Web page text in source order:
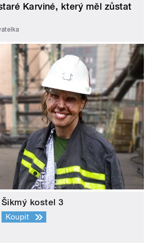
Karviné, který měl zůstat
Šikmý kostel 3
Koupit